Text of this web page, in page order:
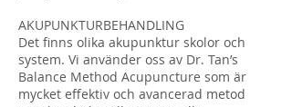
AKUPUNKTURBEHANDLING
Det finns olika akupunktur skolor och
system. Vi använder oss av Dr. Tan’s
Balance Method Acupuncture som är
mycket effektiv och avancerad metod